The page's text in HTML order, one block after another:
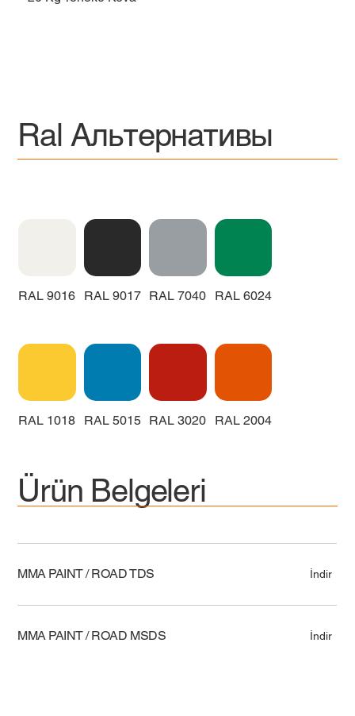
MMA PAINT / ROAD TDS İndir
MMA PAINT / ROAD MSDS İndir
Ral Альтернативы
RAL 9016 RAL 9017 RAL 7040 RAL 6024
RAL 1018 RAL 5015 RAL 3020 RAL 2004
Ürün Belgeleri